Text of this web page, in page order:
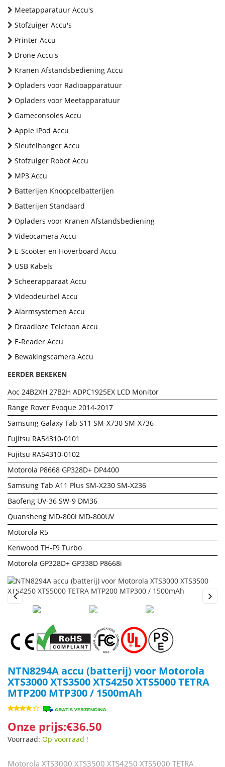
Meetapparatuur Accu's
Stofzuiger Accu's
Printer Accu
Drone Accu's
Kranen Afstandsbediening Accu
Opladers voor Radioapparatuur
Opladers voor Meetapparatuur
Gameconsoles Accu
Apple iPod Accu
Sleutelhanger Accu
Stofzuiger Robot Accu
MP3 Accu
Batterijen Knoopcelbatterijen
Batterijen Standaard
Opladers voor Kranen Afstandsbediening
Videocamera Accu
E-Scooter en Hoverboard Accu
USB Kabels
Scheerapparaat Accu
Videodeurbel Accu
Alarmsystemen Accu
Draadloze Telefoon Accu
E-Reader Accu
Bewakingscamera Accu
EERDER BEKEKEN
Aoc 24B2XH 27B2H ADPC1925EX LCD Monitor
Range Rover Evoque 2014-2017
Samsung Galaxy Tab S11 SM-X730 SM-X736
Fujitsu RA54310-0101
Fujitsu RA54310-0102
Motorola P8668 GP328D+ DP4400
Samsung Tab A11 Plus SM-X230 SM-X236
Baofeng UV-36 SW-9 DM36
Quansheng MD-800i MD-800UV
Motorola R5
Kenwood TH-F9 Turbo
Motorola GP328D+ GP338D P8668i
Previous
NTN8294A accu (batterij) voor Motorola
XTS3000 XTS3500 XTS4250 XTS5000 TETRA
MTP200 MTP300 / 1500mAh
Onze prijs:€36.50
Voorraad: Op voorraad !
Motorola XTS3000 XTS3500 XTS4250 XTS5000 TETRA